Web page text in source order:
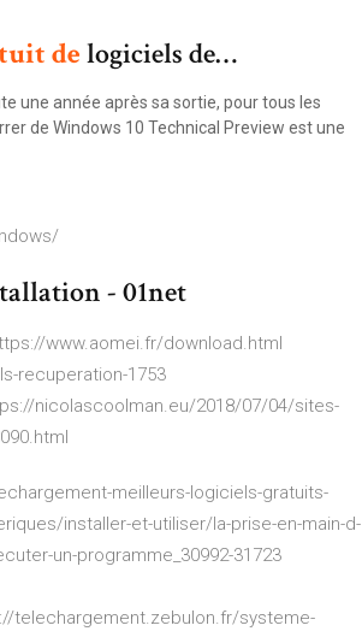
delogiciels de…
une année après sa sortie, pour tous les
de Windows 10 Technical Preview est une
- 01net
www.aomei.fr/download.html
recuperation-1753
nicolascoolman.eu/2018/07/04/sites-
meilleurs-logiciels-gratuits-
installer-et-utiliser/la-prise-en-main-d-
un-programme_30992-31723
telechargement.zebulon.fr/systeme-